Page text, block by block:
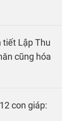
tiết Lập Thu
cũng hóa
con giáp: